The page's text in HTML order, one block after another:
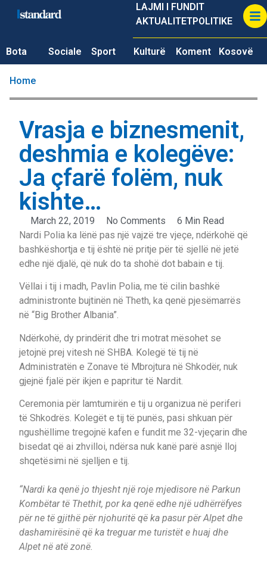
LAJMI I FUNDIT
AKTUALITETPOLITIKE
Bota Sociale Sport Kulturë Koment Kosovë
Home
Vrasja e biznesmenit,
deshmia e kolegëve:
Ja çfarë folëm, nuk
kishte…
March 22, 2019 No Comments
6 Min Read
Nardi Polia ka lënë pas një vajzë tre vjeçe, ndërkohë që
bashkëshortja e tij është në pritje për të sjellë në jetë
edhe një djalë, që nuk do ta shohë dot babain e tij.
Vëllai i tij i madh, Pavlin Polia, me të cilin bashkë
administronte bujtinën në Theth, ka qenë pjesëmarrës
në “Big Brother Albania”.
Ndërkohë, dy prindërit dhe tri motrat mësohet se
jetojnë prej vitesh në SHBA. Kolegë të tij në
Administratën e Zonave të Mbrojtura në Shkodër, nuk
gjejnë fjalë për ikjen e papritur të Nardit.
Ceremonia për lamtumirën e tij u organizua në periferi
të Shkodrës. Kolegët e tij të punës, pasi shkuan për
ngushëllime tregojnë kafen e fundit me 32-vjeçarin dhe
bisedat që ai zhvilloi, ndërsa nuk kanë parë asnjë lloj
shqetësimi në sjelljen e tij.
“Nardi ka qenë jo thjesht një roje mjedisore në Parkun
Kombëtar të Thethit, por ka qenë edhe një udhërrëfyes
për ne të gjithë për njohuritë që ka pasur për Alpet dhe
dashamirësinë që ka treguar me turistët e huaj dhe
Alpet në atë zonë.